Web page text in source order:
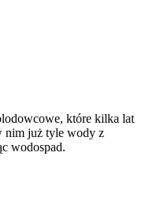
które kilka lat
nim już tyle wody z
wodospad.